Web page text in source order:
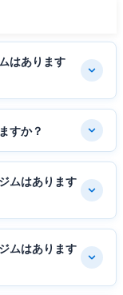
はあります
すか？
ムはあります
ムはあります